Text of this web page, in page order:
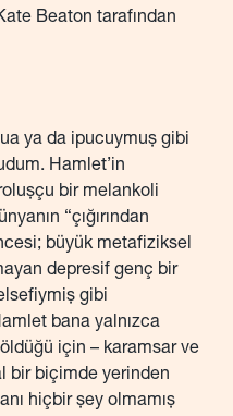
Beaton tarafından
ya da ipucuymuş gibi
Hamlet’in
bir melankoli
“çığırından
büyük metafiziksel
depresif genç bir
gibi
bana yalnızca
için – karamsar ve
bir biçimde yerinden
hiçbir şey olmamış